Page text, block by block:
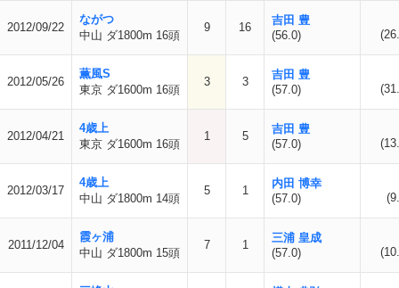
2012/09/22
ながつ
中山 ダ1800m 16頭
9 16
吉田 豊
(56.0)
2012/05/26
薫風S
東京 ダ1600m 16頭
3 3
吉田 豊
(57.0)
2012/04/21
4歳上
東京 ダ1600m 16頭
1 5
吉田 豊
(57.0)
2012/03/17
4歳上
中山 ダ1800m 14頭
5 1
内田 博幸
(57.0)
2011/12/04
霞ヶ浦
中山 ダ1800m 15頭
7 1
三浦 皇成
(57.0)